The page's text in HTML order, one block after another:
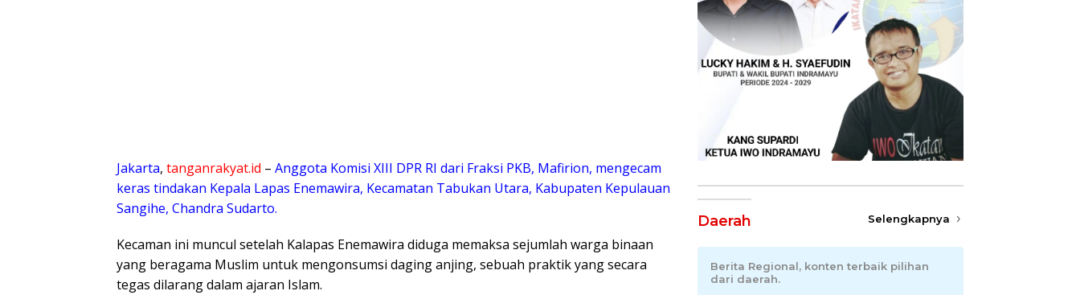
Jakarta, tanganrakyat.id – ​ Anggota Komisi XIII DPR RI dari Fraksi PKB, Mafirion, mengecam
keras tindakan Kepala Lapas Enemawira, Kecamatan Tabukan Utara, Kabupaten Kepulauan
Sangihe, Chandra Sudarto.
Kecaman ini muncul setelah Kalapas Enemawira diduga memaksa sejumlah warga binaan
yang beragama Muslim untuk mengonsumsi daging anjing, sebuah praktik yang secara
tegas dilarang dalam ajaran Islam.
Daerah Selengkapnya
Berita Regional, konten terbaik pilihan
dari daerah.